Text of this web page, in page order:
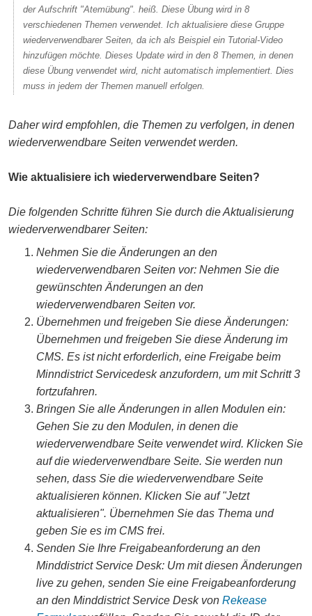
der Aufschrift "Atemübung". heiß. Diese Übung wird in 8
verschiedenen Themen verwendet. Ich aktualisiere diese Gruppe
wiederverwendbarer Seiten, da ich als Beispiel ein Tutorial-Video
hinzufügen möchte. Dieses Update wird in den 8 Themen, in denen
diese Übung verwendet wird, nicht automatisch implementiert. Dies
muss in jedem der Themen manuell erfolgen.
Daher wird empfohlen, die Themen zu verfolgen, in denen
wiederverwendbare Seiten verwendet werden.
Wie aktualisiere ich wiederverwendbare Seiten?
Die folgenden Schritte führen Sie durch die Aktualisierung
wiederverwendbarer Seiten:
Nehmen Sie die Änderungen an den
wiederverwendbaren Seiten vor: Nehmen Sie die
gewünschten Änderungen an den
wiederverwendbaren Seiten vor.
Übernehmen und freigeben Sie diese Änderungen:
Übernehmen und freigeben Sie diese Änderung im
CMS. Es ist nicht erforderlich, eine Freigabe beim
Minndistrict Servicedesk anzufordern, um mit Schritt 3
fortzufahren.
Bringen Sie alle Änderungen in allen Modulen ein:
Gehen Sie zu den Modulen, in denen die
wiederverwendbare Seite verwendet wird. Klicken Sie
auf die wiederverwendbare Seite. Sie werden nun
sehen, dass Sie die wiederverwendbare Seite
aktualisieren können. Klicken Sie auf "Jetzt
aktualisieren". Übernehmen Sie das Thema und
geben Sie es im CMS frei.
Senden Sie Ihre Freigabeanforderung an den
Minddistrict Service Desk: Um mit diesen Änderungen
live zu gehen, senden Sie eine Freigabeanforderung
an den Minddistrict Service Desk von Rekease